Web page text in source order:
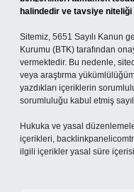
halindedir ve tavsiye niteliği
Sitemiz, 5651 Sayılı Kanun
Kurumu (BTK) tarafından
vermektedir. Bu nedenle,
veya araştırma
yazdıkları içeriklerin
sorumluluğu kabul etmiş
Hukuka ve yasal
içerikleri,
ilgili içerikler yasal süre